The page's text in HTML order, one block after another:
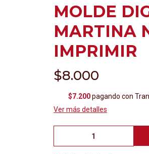
MOLDE
MARTINA
IMPRIMIR
$8.000
$7.200pagando con
Ver más detalles